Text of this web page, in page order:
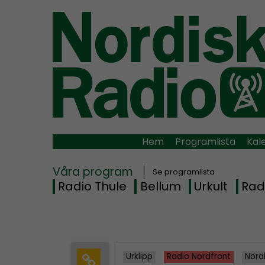
Hem Programlista
Våra program Se programlista
Radio Thule Bellum Urkult
Urklipp Radio Nordfront